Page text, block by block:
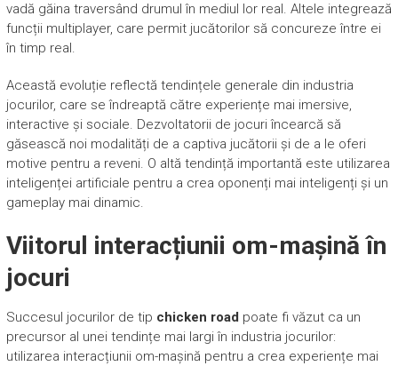
vadă găina traversând drumul în mediul lor real. Altele integrează
funcții multiplayer, care permit jucătorilor să concureze între ei
în timp real.
Această evoluție reflectă tendințele generale din industria
jocurilor, care se îndreaptă către experiențe mai imersive,
interactive și sociale. Dezvoltatorii de jocuri încearcă să
găsească noi modalități de a captiva jucătorii și de a le oferi
motive pentru a reveni. O altă tendință importantă este utilizarea
inteligenței artificiale pentru a crea oponenți mai inteligenți și un
gameplay mai dinamic.
Viitorul interacțiunii om-mașină în
jocuri
Succesul jocurilor de tip chicken road poate fi văzut ca un
precursor al unei tendințe mai largi în industria jocurilor:
utilizarea interacțiunii om-mașină pentru a crea experiențe mai